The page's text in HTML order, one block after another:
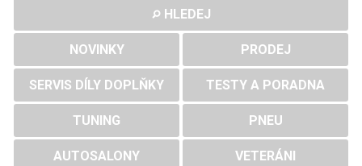
HLEDEJ
NOVINKY PRODEJ
SERVIS DÍLY DOPLŇKY TESTY A PORADNA
TUNING PNEU
AUTOSALONY VETERÁNI